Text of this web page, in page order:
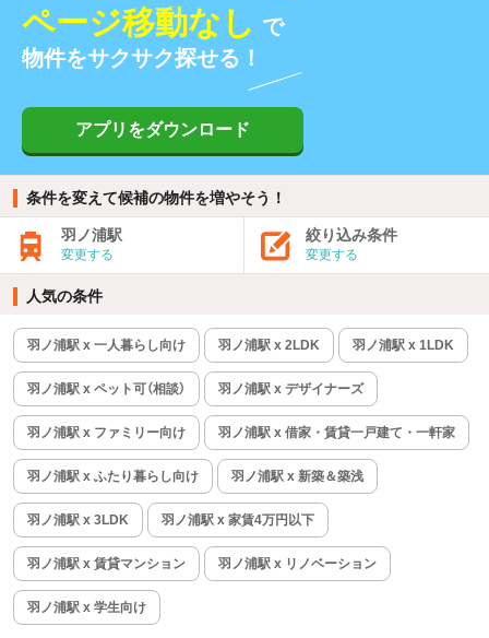
ページ移動なし で
物件をサクサク探せる！
アプリをダウンロード
条件を変えて候補の物件を増やそう！
羽ノ浦駅
変更する
絞り込み条件
変更する
人気の条件
羽ノ浦駅 x 一人暮らし向け 羽ノ浦駅 x 2LDK 羽ノ浦駅 x 1LDK
羽ノ浦駅 x ペット可（相談） 羽ノ浦駅 x デザイナーズ
羽ノ浦駅 x ファミリー向け 羽ノ浦駅 x 借家・賃貸一戸建て・一軒家
羽ノ浦駅 x ふたり暮らし向け 羽ノ浦駅 x 新築＆築浅
羽ノ浦駅 x 3LDK 羽ノ浦駅 x 家賃4万円以下
羽ノ浦駅 x 賃貸マンション 羽ノ浦駅 x リノベーション
羽ノ浦駅 x 学生向け